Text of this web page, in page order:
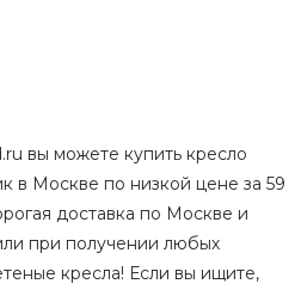
вы можете купить кресло
Москве по низкой цене за 59
доставка по Москве и
при получении любых
кресла! Если вы ищите,